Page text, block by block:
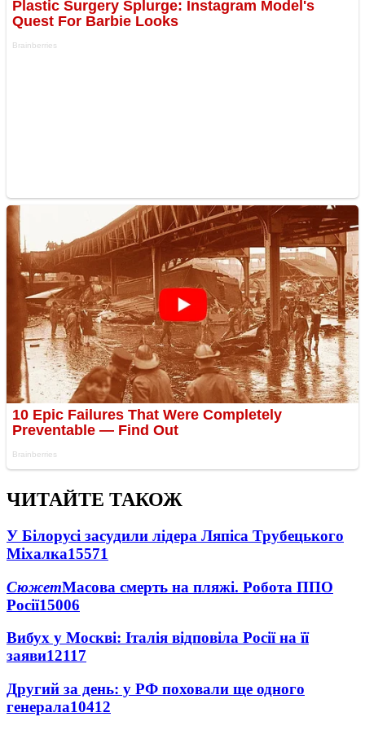
ЧИТАЙТЕ ТАКОЖ
У Білорусі засудили лідера Ляпіса Трубецького
Міхалка15571
СюжетМасова смерть на пляжі. Робота ППО
Росії15006
Вибух у Москві: Італія відповіла Росії на її
заяви12117
Другий за день: у РФ поховали ще одного
генерала10412